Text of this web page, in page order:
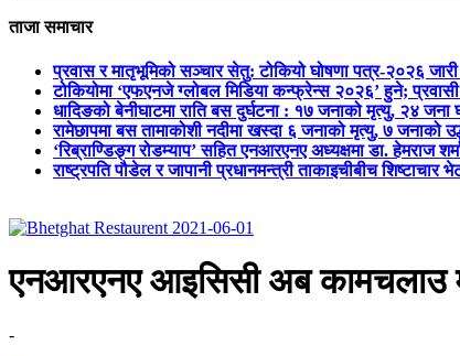
ताजा समाचार
प्रवास र मातृभूमिको सञ्चार सेतु: टोकियो घोषणा पत्र-२०२६
टोकियोमा ‘एफएनजे ग्लोबल मिडिया कन्फ्रेन्स २०२६’ हुने;
धादिङको बेनीघाटमा राति बस दुर्घटना : १७ जनाको मृत्यु, २४ जना
रामेछापमा बस तामाकोशी नदीमा खस्दा ६ जनाको मृत्यु, ७ जनाको
‘रिब्राण्डिङ्ग रोडम्याप’ सहित एनआरएनए अध्यक्षमा डा. हेमराज
राष्ट्रपति पौडेल र जापानी प्रधानमन्त्री ताकाइचीबीच
एनआरएनए आइसिसी अब कामचलाउ
-